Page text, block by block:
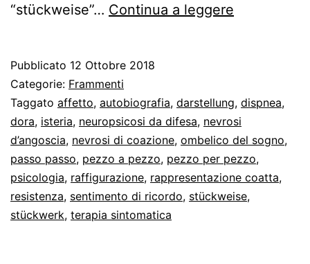
“stückweise”… Continua a leggere
Pubblicato 12 Ottobre 2018
Categorie: Frammenti
Taggato affetto, autobiografia, darstellung, dispnea,
dora, isteria, neuropsicosi da difesa, nevrosi
d’angoscia, nevrosi di coazione, ombelico del sogno,
passo passo, pezzo a pezzo, pezzo per pezzo,
psicologia, raffigurazione, rappresentazione coatta,
resistenza, sentimento di ricordo, stückweise,
stückwerk, terapia sintomatica